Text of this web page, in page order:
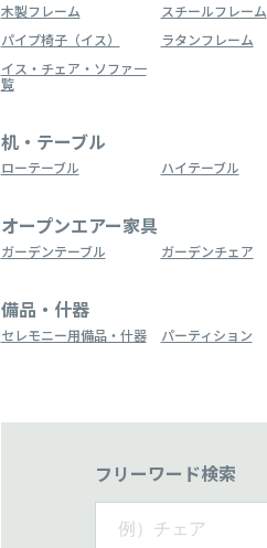
木製フレーム スチールフレーム
パイプ椅子（イス）
ラタンフレーム
イス・チェア・ソファ一
覧
机・テーブル
ローテーブル ハイテーブル
オープンエアー家具
ガーデンテーブル ガーデンチェア
備品・什器
セレモニー用備品・什器 パーティション
フリーワード検索